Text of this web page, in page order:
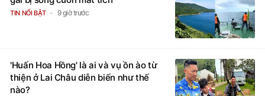
TIN NỔI BẬT 9 giờ trước
'Huấn Hoa Hồng' là ai và vụ ồn ào từ
thiện ở Lai Châu diễn biến như thế
nào?